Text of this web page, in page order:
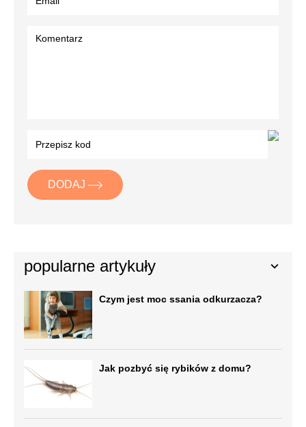
popularne artykuły
Czym jest moc ssania odkurzacza?
Jak pozbyć się rybików z domu?
DODAJ